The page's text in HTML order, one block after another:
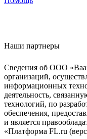
Наши партнеры
Сведения об ООО
организаций,
информационных
деятельность,
технологий, по
обеспечения,
и является
«Платформа FL.ru